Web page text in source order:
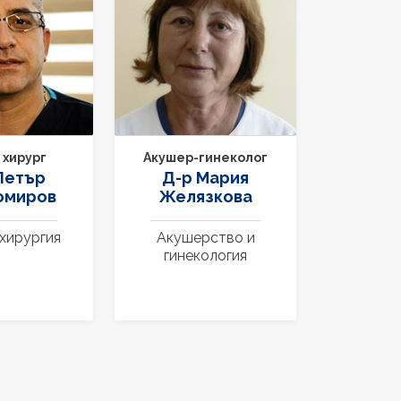
Акушер-гинеколог
Д-р Mария
Желязкова
Акушерство и
гинекология